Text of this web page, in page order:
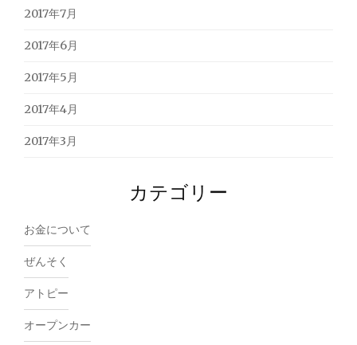
2017年7月
2017年6月
2017年5月
2017年4月
2017年3月
カテゴリー
お金について
ぜんそく
アトピー
オープンカー